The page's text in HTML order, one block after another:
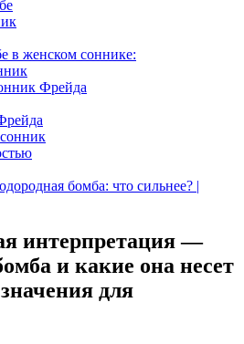
в женском соннике:
Фрейда
бомба: что сильнее? |
интерпретация —
и какие она несет
для